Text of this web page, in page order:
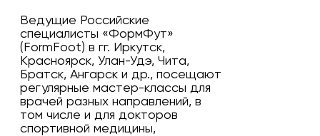
Ведущие Российские
специалисты «ФормФут»
(FormFoot) в гг. Иркутск,
Красноярск, Улан-Удэ, Чита,
Братск, Ангарск и др., посещают
регулярные мастер-классы для
врачей разных направлений, в
том числе и для докторов
спортивной медицины,